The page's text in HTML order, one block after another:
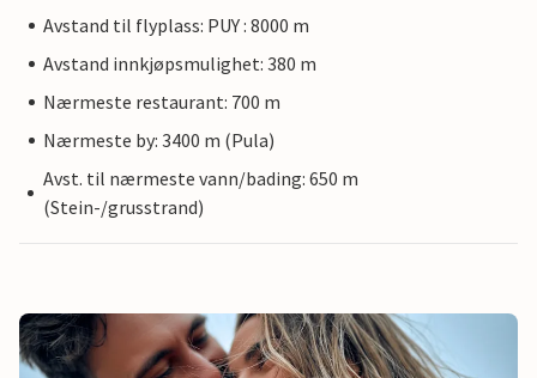
Avstand til flyplass: PUY : 8000 m
Avstand innkjøpsmulighet: 380 m
Nærmeste restaurant: 700 m
Nærmeste by: 3400 m (Pula)
Avst. til nærmeste vann/bading: 650 m
(Stein-/grusstrand)